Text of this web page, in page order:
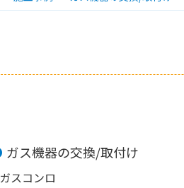
ガス機器の交換/取付け
ガスコンロ